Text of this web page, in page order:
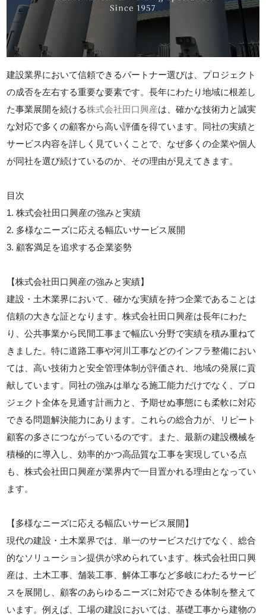
建設業界において信頼できるパートナー選びは、プロジェクト
の成否を左右する重要な要素です。長年にわたり地域に根差し
た事業展開を続ける株式会社田口興産は、確かな技術力と誠実
な対応で多くの顧客から高い評価を得ています。同社の実績と
サービス内容を詳しく見ていくことで、なぜ多くの企業や個人
が同社を選び続けているのか、その理由が見えてきます。
目次
1. 株式会社田口興産の強みと実績
2. 多様なニーズに応える幅広いサービス展開
3. 顧客満足を追求する企業姿勢
【株式会社田口興産の強みと実績】
建設・土木業界において、確かな実績を持つ企業であることは
信頼の大きな証となります。株式会社田口興産は長年にわた
り、公共事業から民間工事まで幅広い分野で実績を積み重ねて
きました。特に道路工事や河川工事などのインフラ整備におい
ては、高い技術力と安全管理体制が評価され、地域の発展に貢
献しています。同社の強みは単なる施工能力だけでなく、プロ
ジェクト全体を見通す計画力と、予期せぬ事態にも柔軟に対応
できる問題解決能力にあります。これらの総合力が、リピート
顧客の多さにつながっているのです。また、最新の建設機械を
積極的に導入し、効率的かつ高品質な工事を実現している点
も、株式会社田口興産が業界内で一目置かれる理由となってい
ます。
【多様なニーズに応える幅広いサービス展開】
現代の建設・土木業界では、単一のサービスだけでなく、総合
的なソリューション提供が求められています。株式会社田口興
産は、土木工事、舗装工事、解体工事など多岐にわたるサービ
スを展開し、顧客のあらゆるニーズに対応できる体制を整えて
います。例えば、工場の建設においては、基礎工事から建物の